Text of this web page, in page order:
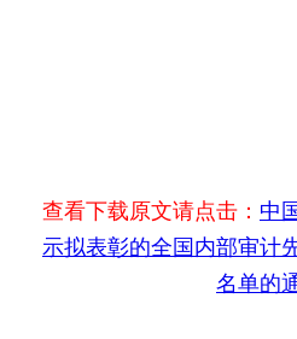
查看下载原文请点击： 中
示拟表彰的全国内部审计
名单的